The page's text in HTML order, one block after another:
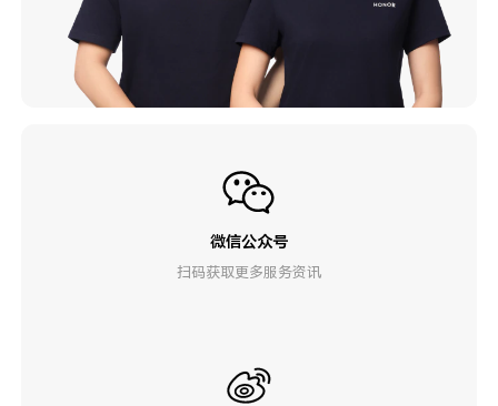
微信公众号
扫码获取更多服务资讯